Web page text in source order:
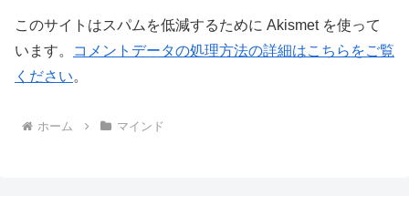
このサイトはスパムを低減するために Akismet を使って
います。
コメントデータの処理方法の詳細はこちらをご覧
ください。
ホーム マインド